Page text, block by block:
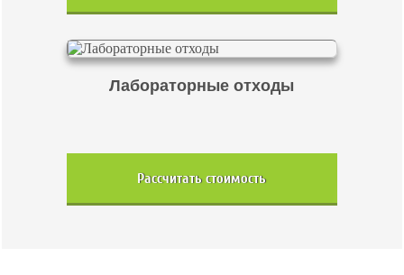
Лабораторные отходы
Рассчитать стоимость